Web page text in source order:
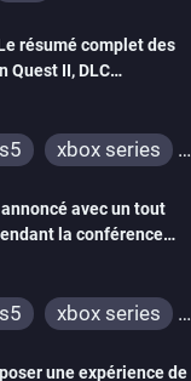
résumé complet des
Quest II, DLC
xbox series
switch 2
avec un tout
la conférence
xbox series
une expérience de